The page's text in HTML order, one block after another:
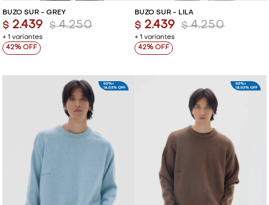
BUZO SUR - GREY
+ 1 variantes
$ 2.439 $ 4.250
42
BUZO SUR - LILA
+ 1 variantes
$ 2.439 $ 4.250
42